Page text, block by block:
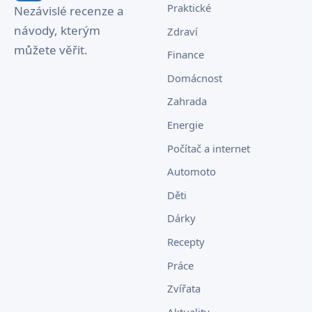
Nezávislé recenze a
návody, kterým
můžete věřit.
Praktické
Zdraví
Finance
Domácnost
Zahrada
Energie
Počítač a internet
Automoto
Děti
Dárky
Recepty
Práce
Zvířata